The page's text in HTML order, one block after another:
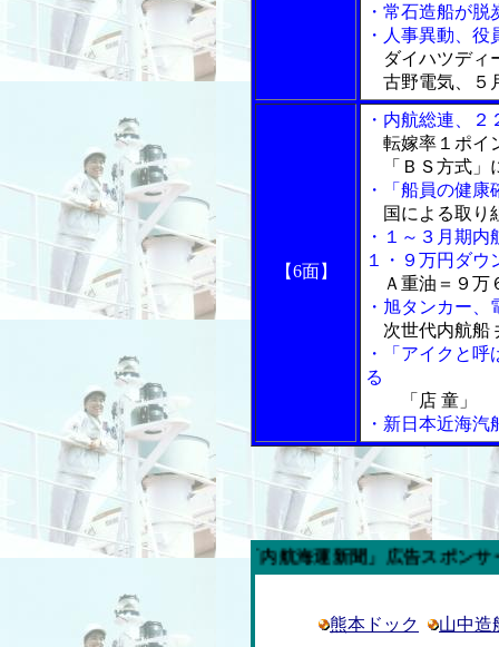
・常石造船が
・人事異動、役
ダイハツディ
古野電気、５
【6面】
・内航総連、
転嫁率１ポイ
「ＢＳ方式」
・「船員の健
国による取り
・１～３月期
１・９万円ダウ
Ａ重油＝９万
・旭タンカー
次世代内航船
・「アイクと
る
「店 童」
・新日本近海
今週の「内航海運新聞」広告スポンサー企業
熊本ドック 山中造